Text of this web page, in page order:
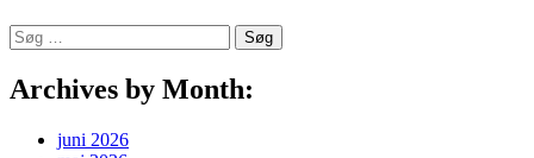
Søg
efter:
Archives by Month:
juni 2026